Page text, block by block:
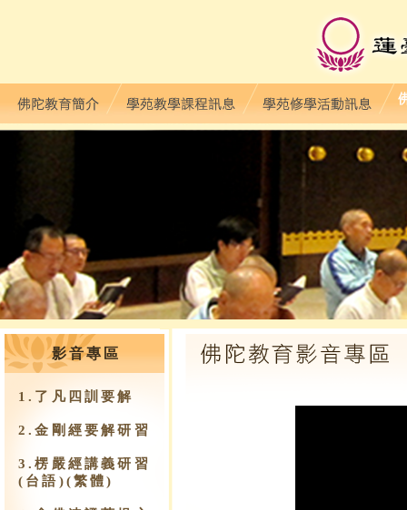
影音專區
1.了凡四訓要解
2.金剛經要解研習
3.楞嚴經講義研習
(台語)(繁體)